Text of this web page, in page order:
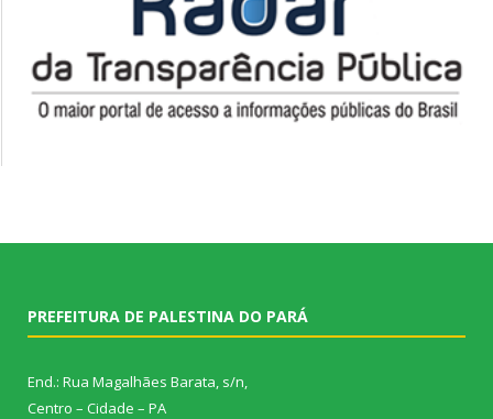
PREFEITURA DE PALESTINA DO PARÁ
End.: Rua Magalhães Barata, s/n,
Centro – Cidade – PA